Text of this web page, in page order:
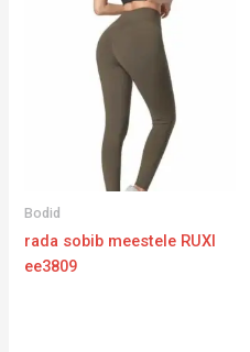
Bodid
rada sobib meestele RUXI
ee3809